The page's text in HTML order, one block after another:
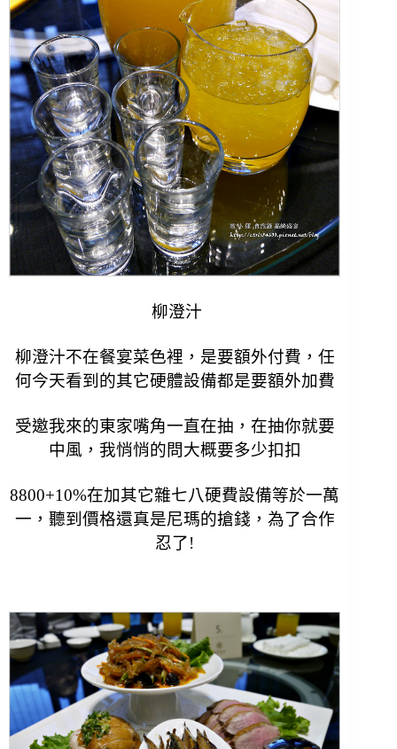
柳澄汁
柳澄汁不在餐宴菜色裡，是要額外付費， 任
何今天看到的其它硬體設備都是要額外加費
受邀我來的東家嘴角一直在抽，在抽你就要
中風， 我悄悄的問大概要多少扣扣
8800+10%在加其它雜七八硬費設備等於一萬
一， 聽到價格還真是尼瑪的搶錢，為了合作
忍了!